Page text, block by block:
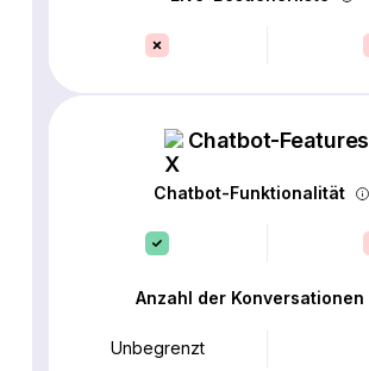
Chatbot-Features
Chatbot-Funktionalität
Anzahl der Konversationen
Unbegrenzt